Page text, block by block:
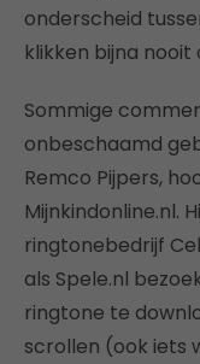
onderscheid
klikken bijna nooit
Sommige
onbeschaamd
Remco Pijpers,
Mijnkindonline.nl.
ringtonebedrijf
als Spele.nl
ringtone te
scrollen (ook iets